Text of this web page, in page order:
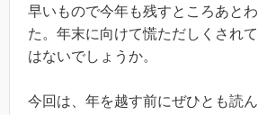
早いもので今年も残すところあと
た。年末に向けて慌ただしくされ
はないでしょうか。
今回は、年を越す前にぜひとも読